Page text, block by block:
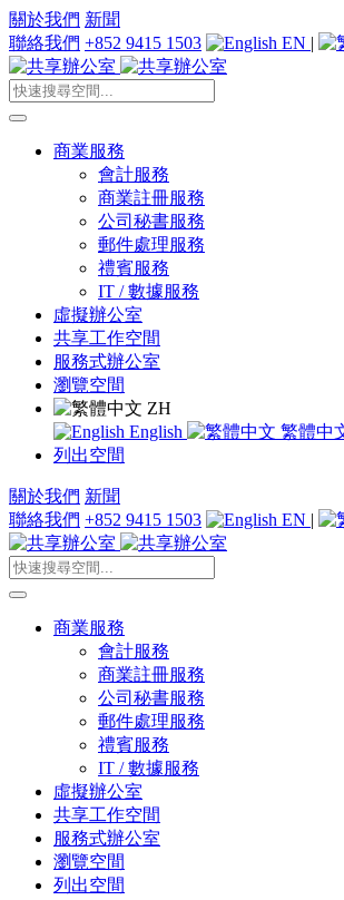
關於我們 新聞
聯絡我們 +852 9415 1503 EN |
商業服務
會計服務
商業註冊服務
公司秘書服務
郵件處理服務
禮賓服務
IT / 數據服務
虛擬辦公室
共享工作空間
服務式辦公室
瀏覽空間
ZH
English
繁體中
列出空間
關於我們 新聞
聯絡我們 +852 9415 1503 EN |
商業服務
會計服務
商業註冊服務
公司秘書服務
郵件處理服務
禮賓服務
IT / 數據服務
虛擬辦公室
共享工作空間
服務式辦公室
瀏覽空間
列出空間